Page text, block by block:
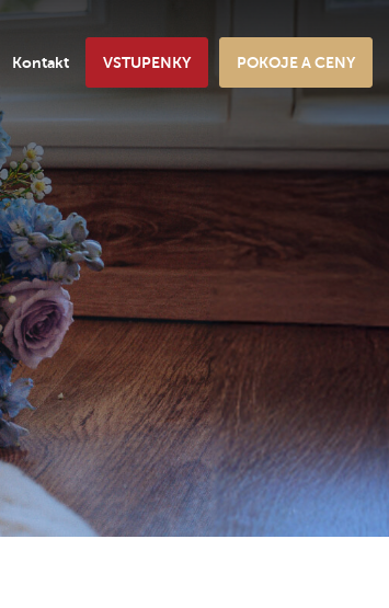
VSTUPENKY POKOJE A CENY
Kontakt